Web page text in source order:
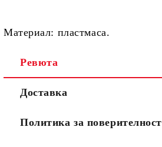
Материал: пластмаса.
Ревюта
Доставка
Политика за поверителност